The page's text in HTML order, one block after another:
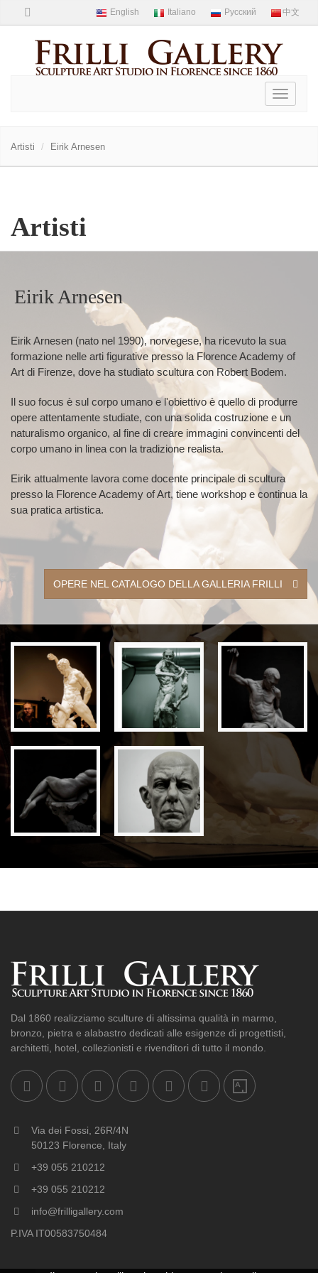
Toggle
Artisti Eirik Arnesen
Artisti
Eirik Arnesen
Eirik Arnesen (nato nel 1990), norvegese, ha ricevuto la sua
formazione nelle arti figurative presso la Florence Academy of
Art di Firenze, dove ha studiato scultura con Robert Bodem.
Il suo focus è sul corpo umano e l'obiettivo è quello di produrre
opere attentamente studiate, con una solida costruzione e un
naturalismo organico, al fine di creare immagini convincenti del
corpo umano in linea con la tradizione realista.
Eirik attualmente lavora come docente principale di scultura
presso la Florence Academy of Art, tiene workshop e continua la
sua pratica artistica.
OPERE NEL CATALOGO DELLA GALLERIA FRILLI
Dal 1860 realizziamo sculture di altissima qualità in marmo,
bronzo, pietra e alabastro dedicati alle esigenze di progettisti,
architetti, hotel, collezionisti e rivenditori di tutto il mondo.
Via dei Fossi, 26R/4N
50123 Florence, Italy
+39 055 210212
+39 055 210212
info@frilligallery.com
P.IVA IT00583750484